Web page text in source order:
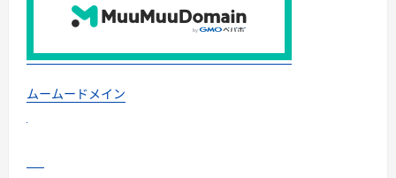
つ
い
さ
ら
ムームードメイン